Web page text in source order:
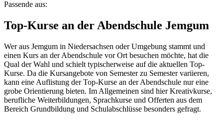
Passende aus:
Top-Kurse an der Abendschule Jemgum
Wer aus Jemgum in Niedersachsen oder Umgebung stammt und
einen Kurs an der Abendschule vor Ort besuchen möchte, hat die
Qual der Wahl und schielt typischerweise auf die aktuellen Top-
Kurse. Da die Kursangebote von Semester zu Semester variieren,
kann eine Auflistung der Top-Kurse an der Abendschule nur eine
grobe Orientierung bieten. Im Allgemeinen sind hier Kreativkurse,
berufliche Weiterbildungen, Sprachkurse und Offerten aus dem
Bereich Grundbildung und Schulabschlüsse besonders gefragt.